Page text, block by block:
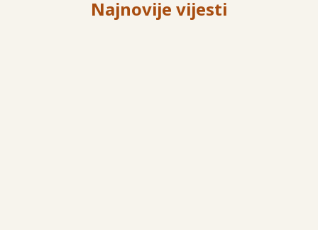
Najnovije vijesti